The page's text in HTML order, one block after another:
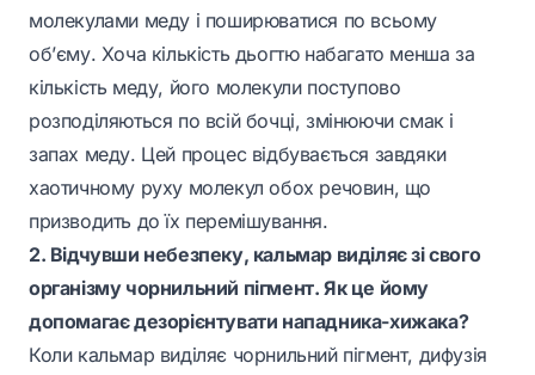
молекулами меду і поширюватися по всьому
об’єму. Хоча кількість дьогтю набагато менша за
кількість меду, його молекули поступово
розподіляються по всій бочці, змінюючи смак і
запах меду. Цей процес відбувається завдяки
хаотичному руху молекул обох речовин, що
призводить до їх перемішування.
2. Відчувши небезпеку, кальмар виділяє зі свого
організму чорнильний пігмент. Як це йому
допомагає дезорієнтувати нападника-хижака?
Коли кальмар виділяє чорнильний пігмент, дифузія